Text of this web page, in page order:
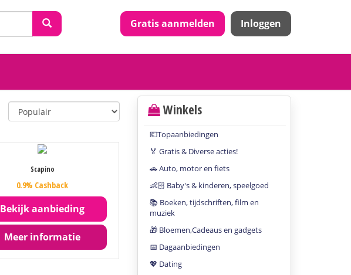
Inloggen
Gratis aanmelden
Scapino
0.9% Cashback
Bekijk aanbieding
Meer informatie
Winkels
💶Topaanbiedingen
🏅 Gratis & Diverse acties!
🚗 Auto, motor en fiets
👶🏻 Baby's & kinderen, speelgoed
📚 Boeken, tijdschriften, film en
muziek
🎁 Bloemen,Cadeaus en gadgets
📅 Dagaanbiedingen
💖 Dating